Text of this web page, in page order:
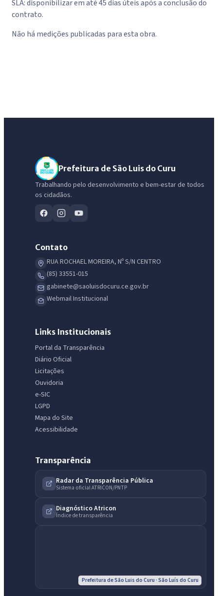
SLA: disponibilizar em até 45 dias úteis após a conclusão do
contrato.
Não há medições publicadas para esta obra.
Prefeitura de São Luis do Curu
Trabalhando pelo desenvolvimento e bem-estar de todos
os cidadãos.
Contato
RUA ROCHAEL MOREIRA, Nº S/N CENTRO
(85) 33551-015
gabinete@saoluisdocuru.ce.gov.br
Webmail Institucional
Links Institucionais
Portal da Transparência
Diário Oficial
Licitações
Ouvidoria
e-SIC
LGPD
Mapa do Site
Acessibilidade
Transparência
Radar da Transparência Pública
Sistema oficial ATRICON/PNTP
Diagnóstico Atricon
Índice de transparência
Prefeitura de São Luis do Curu · São Luís do Curu
IntGest AI
Assistente do Portal